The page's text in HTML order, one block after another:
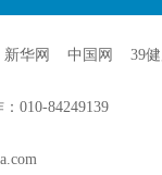
新华网 中国网 39
010-84249139